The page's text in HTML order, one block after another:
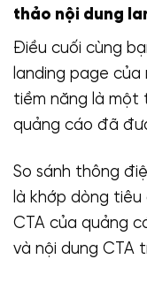
thảo nội dung
Điều cuối cùng
landing page
tiềm năng là một
quảng cáo đã
So sánh thông
là khớp dòng
CTA của quảng
và nội dung CTA